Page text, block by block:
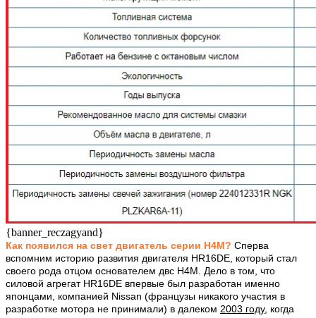
{banner_reczagyand}
Как появился на свет двигатель серии H4M? Сперва
вспомним историю развития двигателя HR16DE, который стал
своего рода отцом основателем двс H4M. Дело в том, что
силовой агрегат HR16DE впервые был разработан именно
японцами, компанией Nissan (французы никакого участия в
разработке мотора не принимали) в далеком 2003 году, когда